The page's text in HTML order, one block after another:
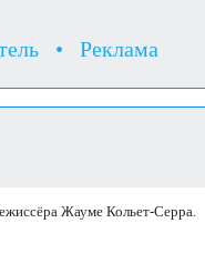
• Реклама
Жауме Кольет-Серра.